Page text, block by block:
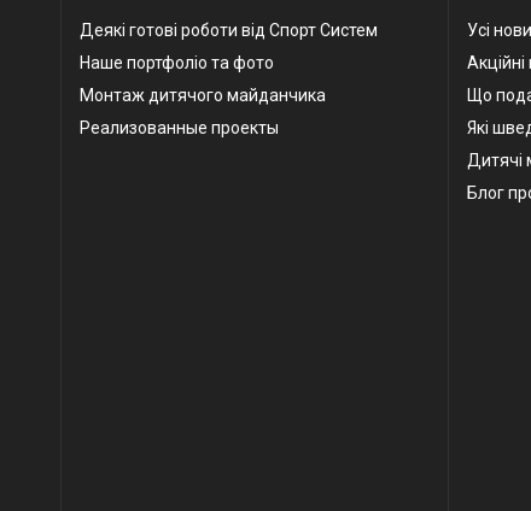
Деякі готові роботи від Спорт Систем
Наше портфоліо та фото
Монтаж дитячого майданчика
Реализованные проекты
Усі
Що
Які
Дитячі
Блог